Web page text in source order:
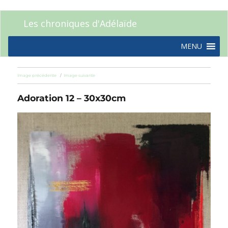
Les chroniques d'Adélaïde
MENU
Image précédente Image suivante
Adoration 12 – 30x30cm